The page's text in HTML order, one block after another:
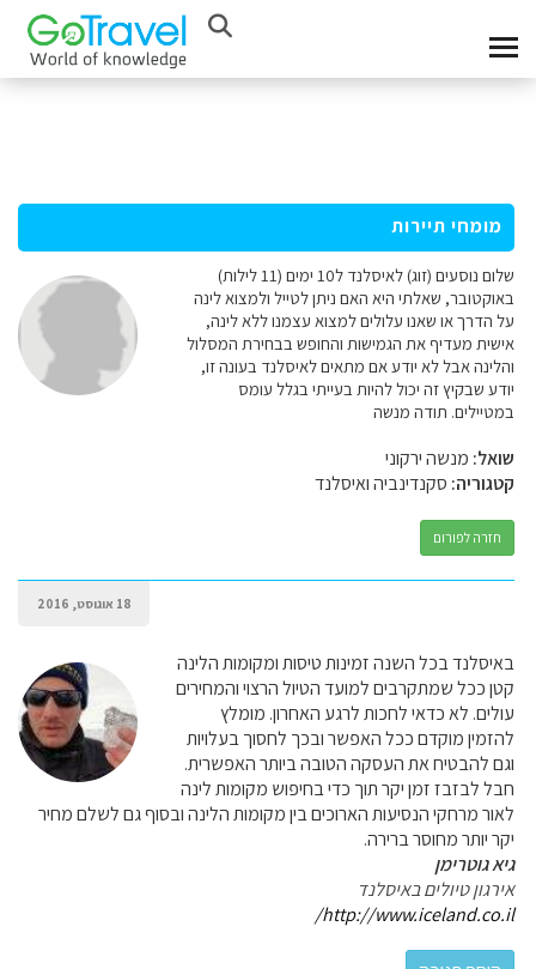
מומחי תיירות
שלום נוסעים (זוג) לאיסלנד ל10 ימים (11 לילות)
באוקטובר, שאלתי היא האם ניתן לטייל ולמצוא לינה
על הדרך או שאנו עלולים למצוא עצמנו ללא לינה,
אישית מעדיף את הגמישות והחופש בבחירת המסלול
והלינה אבל לא יודע אם מתאים לאיסלנד בעונה זו,
יודע שבקיץ זה יכול להיות בעייתי בגלל עומס
במטיילים. תודה מנשה
שואל: מנשה ירקוני
קטגוריה: סקנדינביה ואיסלנד
חזרה לפורום
18 אוגוסט, 2016
באיסלנד בכל השנה זמינות טיסות ומקומות הלינה
קטן ככל שמתקרבים למועד הטיול הרצוי והמחירים
עולים. לא כדאי לחכות לרגע האחרון. מומלץ
להזמין מוקדם ככל האפשר ובכך לחסוך בעלויות
וגם להבטיח את העסקה הטובה ביותר האפשרית.
חבל לבזבז זמן יקר תוך כדי בחיפוש מקומות לינה
לאור מרחקי הנסיעות הארוכים בין מקומות הלינה ובסוף גם לשלם מחיר
יקר יותר מחוסר ברירה.
גיא גוטרימן
אירגון טיולים באיסלנד
http://www.iceland.co.il/